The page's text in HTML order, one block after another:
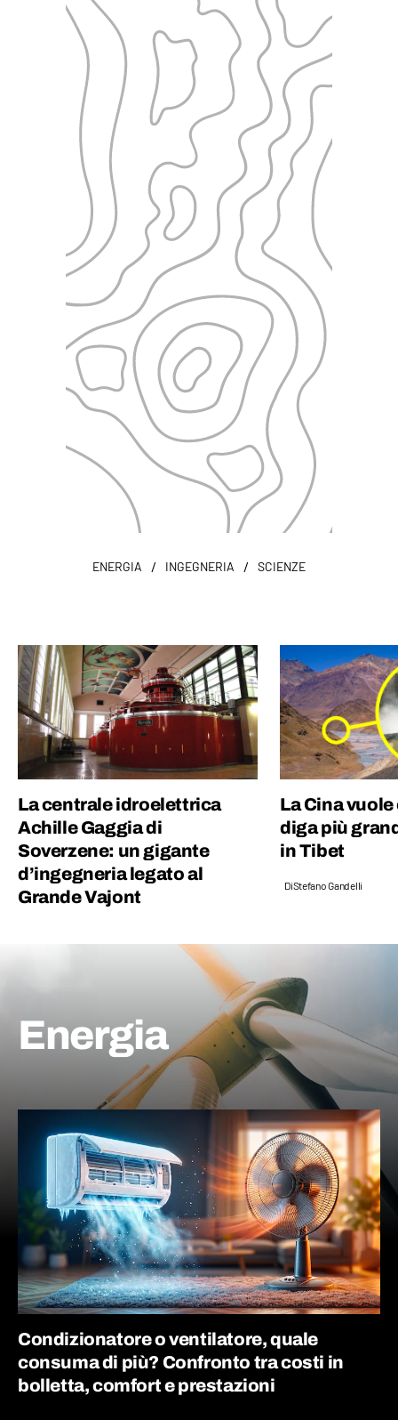
ENERGIA / INGEGNERIA / SCIENZE
La centrale idroelettrica
Achille Gaggia di
Soverzene: un gigante
d’ingegneria legato al
Grande Vajont
La Cina
diga più
in Tibet
DiStefano Gandelli
Energia
Condizionatore o ventilatore, quale
consuma di più? Confronto tra costi in
bolletta, comfort e prestazioni